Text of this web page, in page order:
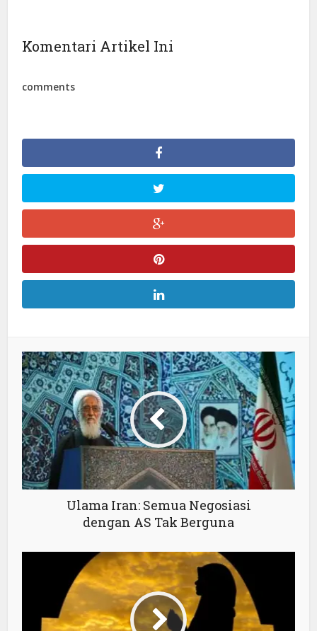
Komentari Artikel Ini
comments
Ulama Iran: Semua Negosiasi
dengan AS Tak Berguna